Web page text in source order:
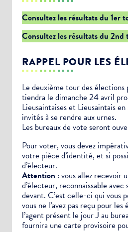
Consultez les résultats du 1er
Consultez les résultats du 2nd
RAPPEL POUR LES
Le deuxième tour des élections
tiendra le dimanche 24 avril
Lieusaintaises et Lieusaintais
invités à se rendre aux urnes.
Les bureaux de vote seront
Pour voter, vous devez
votre pièce d’identité, et si
d’électeur.
Attention : vous allez recevoir
d’électeur, reconnaissable
devant. C’est celle-ci qui vous
vous ne l’avez pas reçu pour
l’agent présent le jour J au
fournira une carte provisoire